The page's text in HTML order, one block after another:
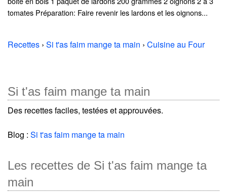
tomates Préparation: Faire revenir les lardons et les oignons...
Recettes › Si t'as faim mange ta main › Cuisine au Four
Si t'as faim mange ta main
Des recettes faciles, testées et approuvées.
Blog : Si t'as faim mange ta main
Les recettes de Si t'as faim mange ta
main